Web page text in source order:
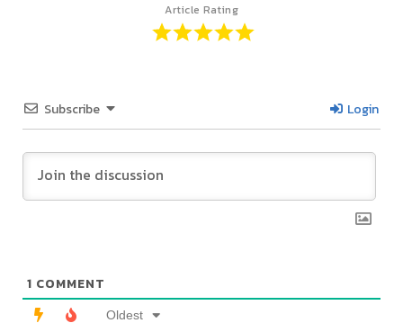
Article Rating
Subscribe Login
1 COMMENT
Oldest